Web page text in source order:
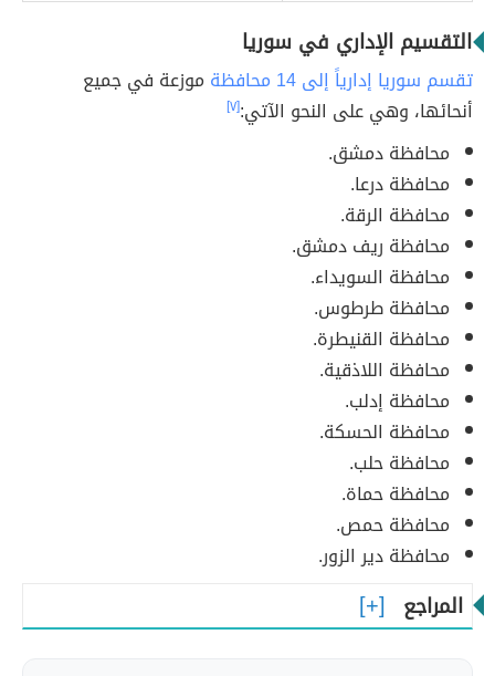
التقسيم الإداري في سوريا
تقسم سوريا إدارياً إلى 14 محافظة
موزعة في جميع
أنحائها، وهي على النحو الآتي:[٧]
محافظة دمشق.
محافظة درعا.
محافظة الرقة.
محافظة ريف دمشق.
محافظة السويداء.
محافظة طرطوس.
محافظة القنيطرة.
محافظة اللاذقية.
محافظة إدلب.
محافظة الحسكة.
محافظة حلب.
محافظة حماة.
محافظة حمص.
محافظة دير الزور.
المراجع